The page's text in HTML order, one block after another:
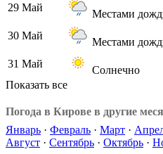
29 Май
Местами
30 Май
Местами
31 Май
Солнечно
Показать все
Погода в Кирове в другие
Январь · Февраль · Март ·
Август · Сентябрь · Октябрь ·